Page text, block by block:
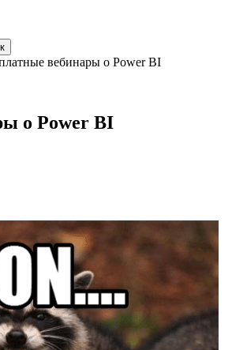
вебинары о Power BI
о Power BI